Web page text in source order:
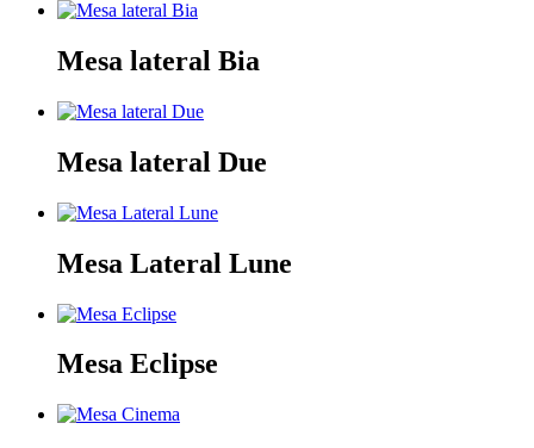
Mesa lateral Bia
Mesa lateral Due
Mesa Lateral Lune
Mesa Eclipse